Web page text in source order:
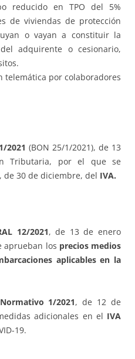
reducido en TPO del 5%
de viviendas de protección
o vayan a constituir la
adquirente o cesionario,
telemática por colaboradores
2021 (BON 25/1/2021), de 13
Tributaria, por el que se
de 30 de diciembre, del IVA.
12/2021, de 13 de enero
aprueban los precios medios
aplicables en la
1/2021, de 12 de
adicionales en el IVA
19.